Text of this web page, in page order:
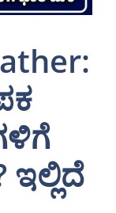
ಇಲ್ಲಿದೆ